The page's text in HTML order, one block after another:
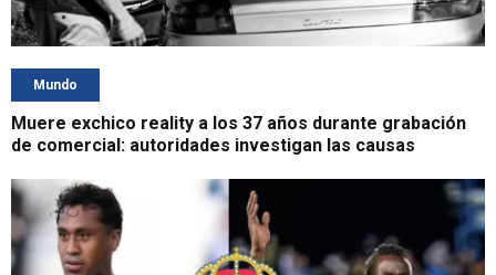
Mundo
Muere exchico reality a los 37 años durante grabación
de comercial: autoridades investigan las causas